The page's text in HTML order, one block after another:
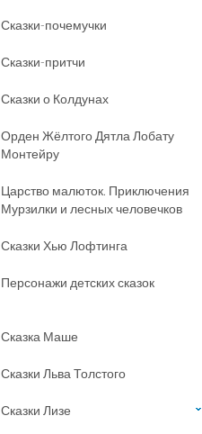
Сказки-почемучки
Сказки-притчи
Сказки о Колдунах
Орден Жёлтого Дятла Лобату
Монтейру
Царство малюток. Приключения
Мурзилки и лесных человечков
Сказки Хью Лофтинга
Персонажи детских сказок
Сказка Маше
Сказки Льва Толстого
Сказки Лизе